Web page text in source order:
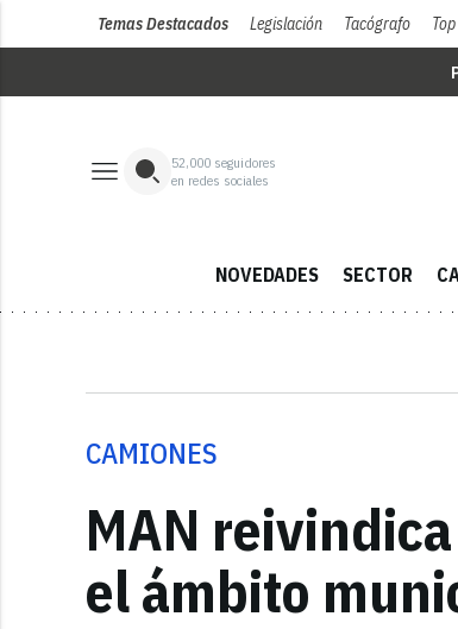
Temas Destacados Legislación Tacógrafo
52,000 seguidores
en redes sociales
NOVEDADES SECTOR
CAMIONES
MAN
el ámbito